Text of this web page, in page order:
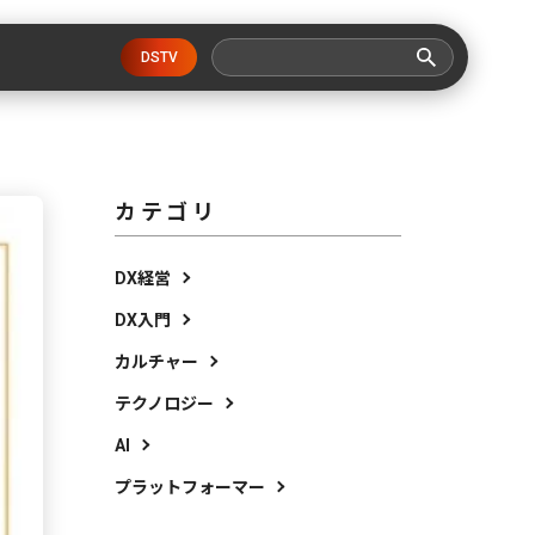
DSTV
カテゴリ
DX経営
DX入門
カルチャー
テクノロジー
AI
プラットフォーマー